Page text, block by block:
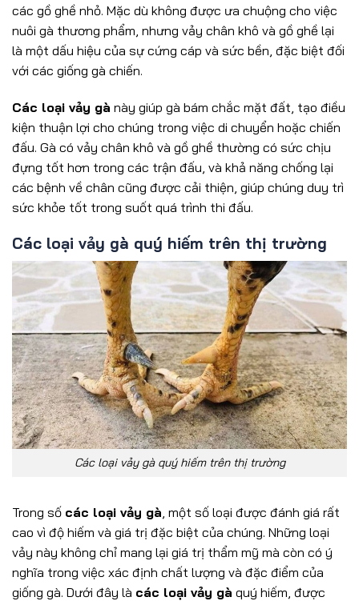
các gồ ghề nhỏ. Mặc dù không được ưa chuộng cho việc
nuôi gà thương phẩm, nhưng vảy chân khô và gồ ghề lại
là một dấu hiệu của sự cứng cáp và sức bền, đặc biệt đối
với các giống gà chiến.
Các loại vảy gà này giúp gà bám chắc mặt đất, tạo điều
kiện thuận lợi cho chúng trong việc di chuyển hoặc chiến
đấu. Gà có vảy chân khô và gồ ghề thường có sức chịu
đựng tốt hơn trong các trận đấu, và khả năng chống lại
các bệnh về chân cũng được cải thiện, giúp chúng duy trì
sức khỏe tốt trong suốt quá trình thi đấu.
Các loại vảy gà quý hiếm trên thị trường
Các loại vảy gà quý hiếm trên thị trường
Trong số các loại vảy gà , một số loại được đánh giá rất
cao vì độ hiếm và giá trị đặc biệt của chúng. Những loại
vảy này không chỉ mang lại giá trị thẩm mỹ mà còn có ý
nghĩa trong việc xác định chất lượng và đặc điểm của
giống gà. Dưới đây là các loại vảy gà quý hiếm, được